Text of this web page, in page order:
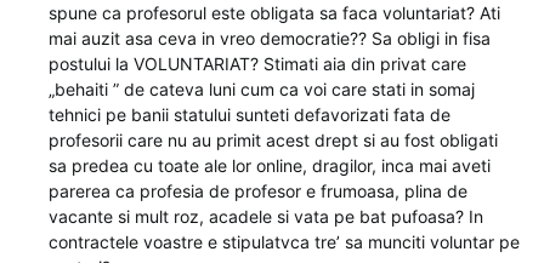
spune ca profesorul este obligata sa faca voluntariat? Ati
mai auzit asa ceva in vreo democratie?? Sa obligi in fisa
postului la VOLUNTARIAT? Stimati aia din privat care
„behaiti ” de cateva luni cum ca voi care stati in somaj
tehnici pe banii statului sunteti defavorizati fata de
profesorii care nu au primit acest drept si au fost obligati
sa predea cu toate ale lor online, dragilor, inca mai aveti
parerea ca profesia de profesor e frumoasa, plina de
vacante si mult roz, acadele si vata pe bat pufoasa? In
contractele voastre e stipulatvca tre’ sa munciti voluntar pe